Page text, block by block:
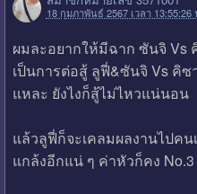
18 กุมภาพันธ์ 2567 เวลา 13:55:26
ผมละอยากให้มีฉาก ซันจิ Vs
เป็นการต่อสู้ ลูฟี่&ซันจิ Vs คิซ
แหละ ยังไงก็สู้ไม่ไหวแน่นอน
แล้วลูฟี่ก็จะเคลมผลงานไปคน
แกล้งอีกแน่ ๆ ค่าหัวก็คง No.3